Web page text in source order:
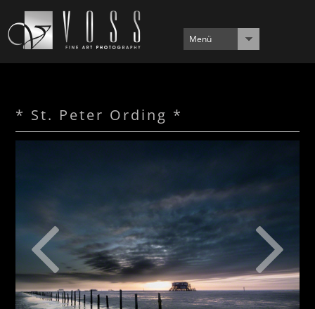
Menü
* St. Peter Ording *